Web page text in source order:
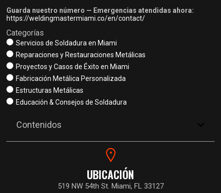
Categorías
Servicios de Soldadura en Miami
Reparaciones y Restauraciones Metálicas
Proyectos y Casos de Éxito en Miami
Fabricación Metálica Personalizada
Estructuras Metálicas
Educación & Consejos de Soldadura
Contenidos
Guarda nuestro número — Emergencias atendidas ahora:
https://weldingmastermiami.co/en/contact/
UBICACIÓN
519 NW 54th St. Miami, FL 33127